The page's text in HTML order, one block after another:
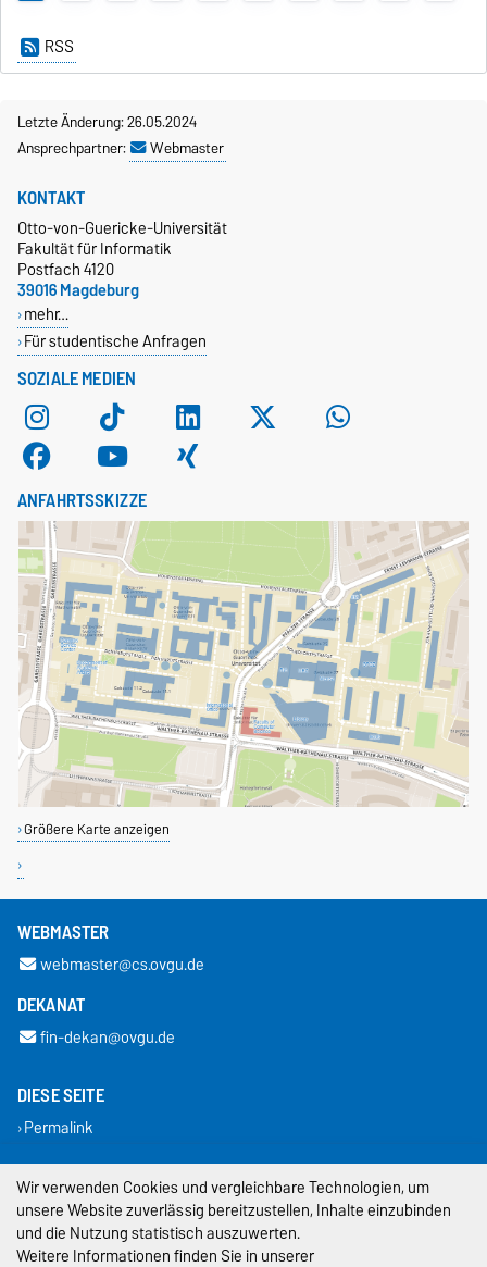
RSS
Letzte Änderung: 26.05.2024
Ansprechpartner:
Webmaster
SOZIALE MEDIEN
KONTAKT
Otto-von-Guericke-Universität
Fakultät für Informatik
Postfach 4120
39016 Magdeburg
mehr…
Für studentische Anfragen
ANFAHRTSSKIZZE
Größere Karte anzeigen
WEBMASTER
webmaster@cs.ovgu.de
DEKANAT
fin-dekan@ovgu.de
DIESE SEITE
Permalink
Impressum
Datenschutz
Wir verwenden Cookies und vergleichbare Technologien, um
unsere Website zuverlässig bereitzustellen, Inhalte einzubinden
und die Nutzung statistisch auszuwerten.
Weitere Informationen finden Sie in unserer